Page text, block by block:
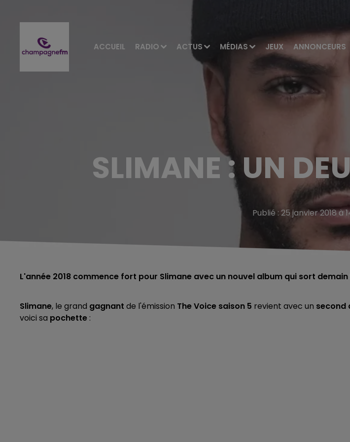
ACCUEIL RADIO ACTUS MÉDIAS JEUX ANNONCEURS
SLIMANE : UN
Publié : 25 janvier 2018 à
L'année 2018 commence fort pour Slimane avec un nouvel album qui sort demain
Slimane, le grand gagnant de l'émission The Voice saison 5 revient avec un second
voici sa pochette :